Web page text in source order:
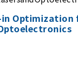
in Optimization